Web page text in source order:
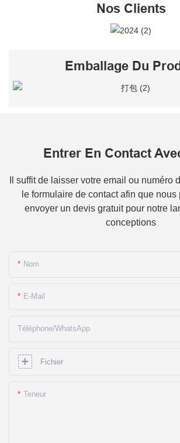
Nos Clients
Emballage Du
Entrer En Contact
Il suffit de laisser votre email ou numéro
le formulaire de contact afin que
envoyer un devis gratuit pour notre
conceptions
Nom
E-Mail
Téléphone/WhatsApp
Fichier
Teneur